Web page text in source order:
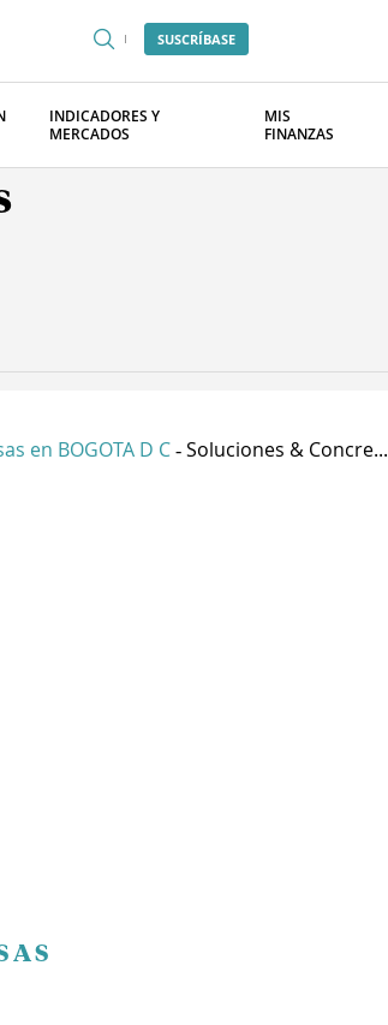
SUSCRÍBASE
INDICADORES Y
MERCADOS
MIS
FINANZAS
en BOGOTA D C - Soluciones & Concre...
A S